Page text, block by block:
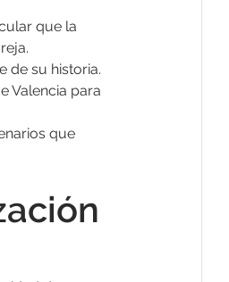
que la
de su historia.
Valencia para
que